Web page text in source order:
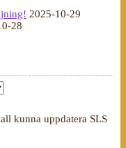
2025-10-29
28
kunna uppdatera SLS